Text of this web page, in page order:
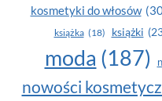
kosmetyki do włosów
książka (18) książki
moda (187)
nowości